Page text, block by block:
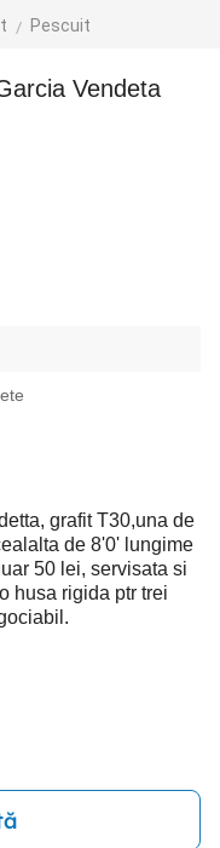
Pescuit
Vendeta
grafit T30,una de
de 8'0' lungime
50 lei, servisata si
husa rigida ptr trei